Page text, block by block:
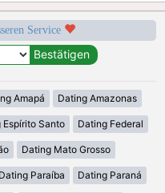
Service
Amapá Dating Amazonas
Espírito Santo Dating Federal
Dating Mato Grosso
Dating Paraíba Dating Paraná